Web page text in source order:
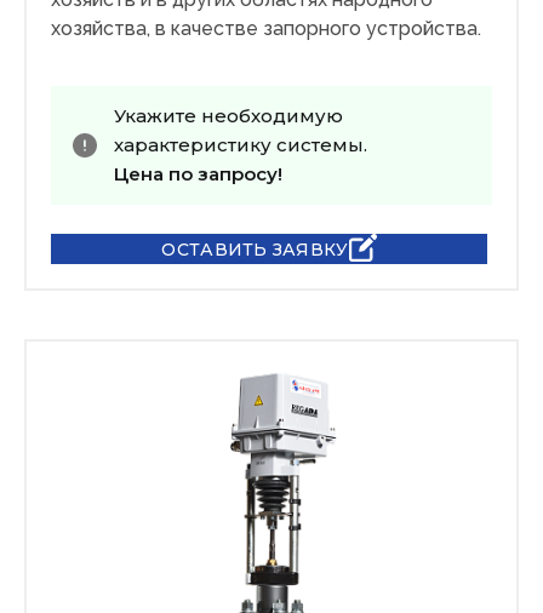
хозяйства, в качестве запорного устройства.
Укажите необходимую
характеристику системы.
Цена по запросу!
ОСТАВИТЬ ЗАЯВКУ